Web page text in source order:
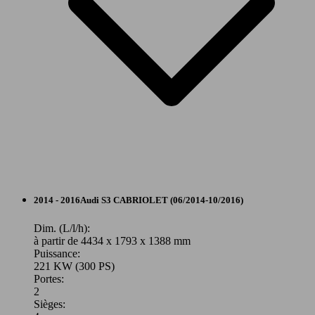
S3 Sportback 2.0 TFSI 310 S tronic 7 Quattro
Berline
Essence
Model Version
2014 - 2016Audi S3 CABRIOLET (06/2014-10/2016)
Dim. (L/l/h):
à partir de 4434 x 1793 x 1388 mm
Puissance:
221 KW (300 PS)
Portes:
2
Sièges: